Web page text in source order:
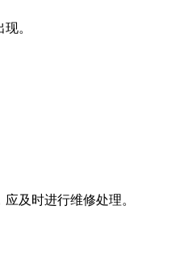
。
及时进行维修处理。